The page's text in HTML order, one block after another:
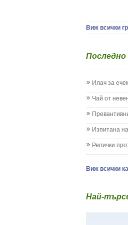
Детски
Жълтеница
Запек на
Кашлица
Колики
Менингит
Млечница
Нощно
Плач
Виж всички
Илач за
Чай от
Изпитана
Репички
Виж всички
Най-